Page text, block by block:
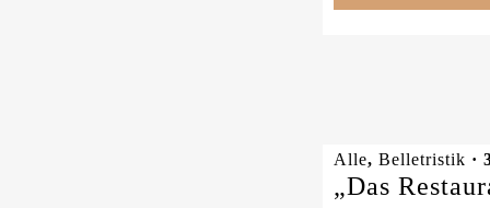
Alle, Belletristik ·
„Das